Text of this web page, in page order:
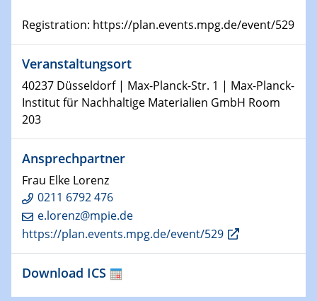
Physikalisches Kolloquium
Decoding mRNA translation: Computational and
experimental approaches to understanding gene
GDCh Kolloquium
The Cation Shuffle
30.01.2025
WIN & CENIDE Seminar Series on 2D-
MATURE
30.01.2025
Talk Prof. Erwin Reisner
Registration: https://plan.events.mpg.de/event/529
Veranstaltungsort
40237 Düsseldorf | Max-Planck-Str. 1 | Max-Planck-
Institut für Nachhaltige Materialien GmbH Room
203
Ansprechpartner
Frau Elke Lorenz
0211 6792 476
e.lorenz@mpie.de
https://plan.events.mpg.de/event/529
Download ICS